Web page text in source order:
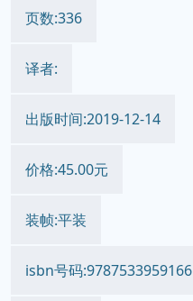
页数:336
译者:
出版时间:2019-12-14
价格:45.00元
装帧:平装
isbn号码:9787533959166